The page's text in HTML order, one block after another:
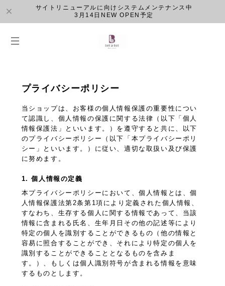
サイトリニューアルに向けシステムメンテナンス中
3月14日NEW OPEN予定
プライバシーポリシー
当ショップは、お客様の個人情報保護の重要性につい
て認識し、個人情報の保護に関する法律（以下「個人
情報保護法」といいます。）を遵守すると共に、以下
のプライバシーポリシー（以下「本プライバシーポリ
シー」といいます。）に従い、適切な取扱い及び保護
に努めます。
1. 個人情報の定義
本プライバシーポリシーにおいて、個人情報とは、個
人情報保護法第2条第1項により定義された個人情報、
すなわち、生存する個人に関する情報であって、当該
情報に含まれる氏名、生年月日その他の記述等により
特定の個人を識別することができるもの（他の情報と
容易に照合することができ、それにより特定の個人を
識別することができることとなるものを含みま
す。）、もしくは個人識別符号が含まれる情報を意味
するものとします。